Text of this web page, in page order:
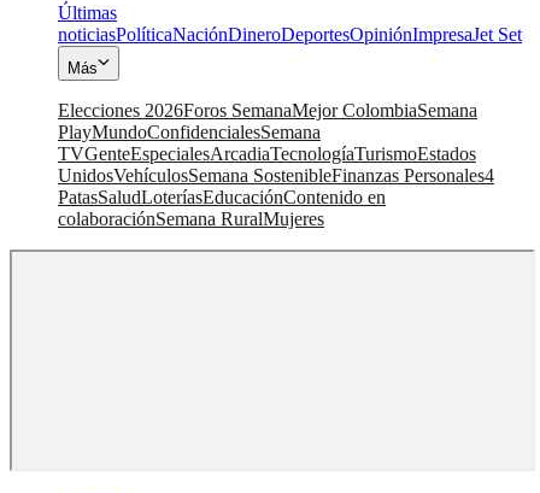
Últimas
noticiasPolíticaNaciónDineroDeportesOpiniónImpresaJet Set
Más
Elecciones 2026Foros SemanaMejor ColombiaSemana
PlayMundoConfidencialesSemana
TVGenteEspecialesArcadiaTecnologíaTurismoEstados
UnidosVehículosSemana SostenibleFinanzas Personales4
PatasSaludLoteríasEducaciónContenido en
colaboraciónSemana RuralMujeres